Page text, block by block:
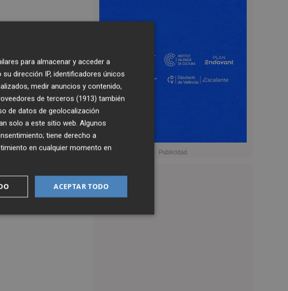
para almacenar y acceder a
dirección IP, identificadores únicos
medir anuncios y contenido,
de terceros (1913) también
de datos de geolocalización
solo a este sitio web. Algunos
tiene derecho a
en cualquier momento en
ACEPTAR TODO